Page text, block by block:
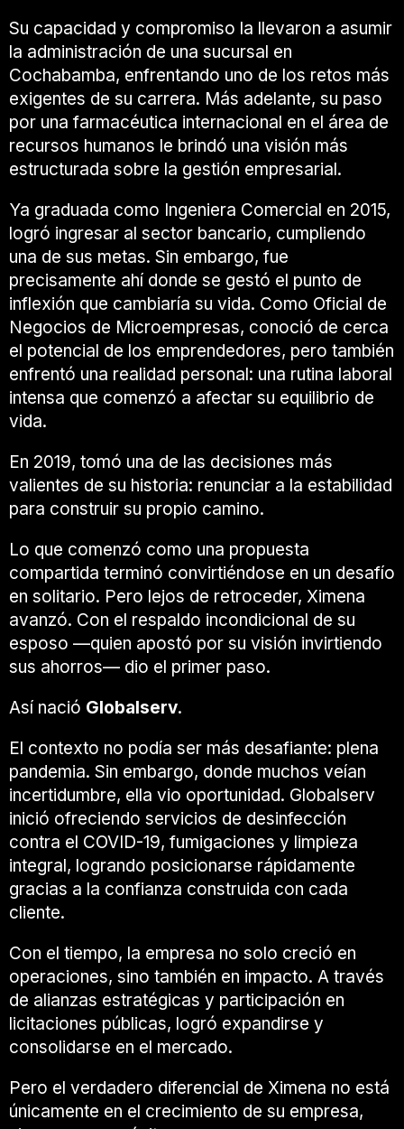
Su capacidad y compromiso la llevaron a asumir
la administración de una sucursal en
Cochabamba, enfrentando uno de los retos más
exigentes de su carrera. Más adelante, su paso
por una farmacéutica internacional en el área de
recursos humanos le brindó una visión más
estructurada sobre la gestión empresarial.
Ya graduada como Ingeniera Comercial en 2015,
logró ingresar al sector bancario, cumpliendo
una de sus metas. Sin embargo, fue
precisamente ahí donde se gestó el punto de
inflexión que cambiaría su vida. Como Oficial de
Negocios de Microempresas, conoció de cerca
el potencial de los emprendedores, pero también
enfrentó una realidad personal: una rutina laboral
intensa que comenzó a afectar su equilibrio de
vida.
En 2019, tomó una de las decisiones más
valientes de su historia: renunciar a la estabilidad
para construir su propio camino.
Lo que comenzó como una propuesta
compartida terminó convirtiéndose en un desafío
en solitario. Pero lejos de retroceder, Ximena
avanzó. Con el respaldo incondicional de su
esposo —quien apostó por su visión invirtiendo
sus ahorros— dio el primer paso.
Así nació Globalserv.
El contexto no podía ser más desafiante: plena
pandemia. Sin embargo, donde muchos veían
incertidumbre, ella vio oportunidad. Globalserv
inició ofreciendo servicios de desinfección
contra el COVID-19, fumigaciones y limpieza
integral, logrando posicionarse rápidamente
gracias a la confianza construida con cada
cliente.
Con el tiempo, la empresa no solo creció en
operaciones, sino también en impacto. A través
de alianzas estratégicas y participación en
licitaciones públicas, logró expandirse y
consolidarse en el mercado.
Pero el verdadero diferencial de Ximena no está
únicamente en el crecimiento de su empresa,